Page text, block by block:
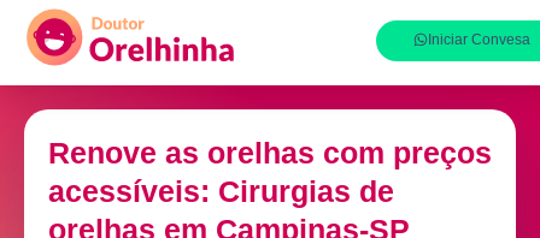
Iniciar Convesa
Renove as orelhas com preços
acessíveis: Cirurgias de
orelhas em Campinas-SP